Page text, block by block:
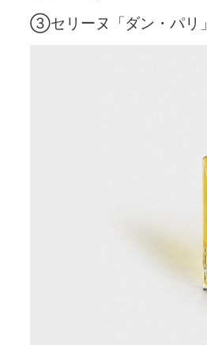
③セリーヌ「ダン・パリ」